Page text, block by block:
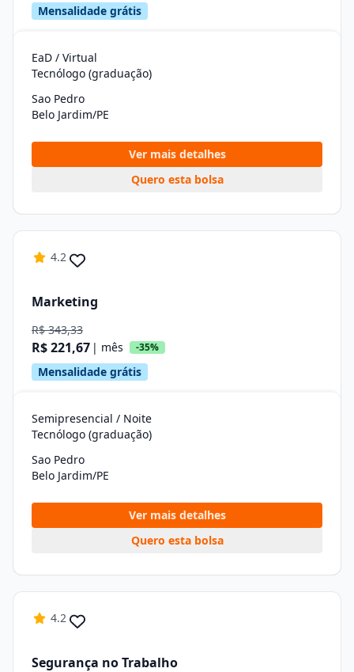
Mensalidade grátis
EaD / Virtual
Tecnólogo (graduação)
Sao Pedro
Belo Jardim/PE
Ver mais detalhes
Quero esta bolsa
4.2
Marketing
R$ 343,33
R$ 221,67 | mês -35%
Mensalidade grátis
Semipresencial / Noite
Tecnólogo (graduação)
Sao Pedro
Belo Jardim/PE
Ver mais detalhes
Quero esta bolsa
4.2
Segurança no Trabalho